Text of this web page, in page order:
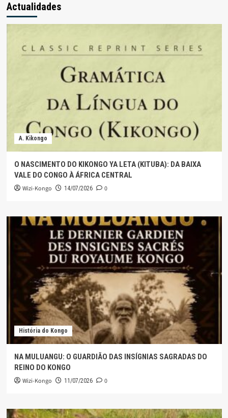
Actualidades
A. Kikongo
O NASCIMENTO DO KIKONGO YA LETA (KITUBA): DA BAIXA
VALE DO CONGO À ÁFRICA CENTRAL
Wizi-Kongo 14/07/2026 0
História do Kongo
NA MULUANGU: O GUARDIÃO DAS INSÍGNIAS SAGRADAS DO
REINO DO KONGO
Wizi-Kongo 11/07/2026 0